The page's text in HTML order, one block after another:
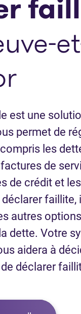
est une
permet de
les
de
de crédit et
autres
dette. Votre
aidera à
déclarer